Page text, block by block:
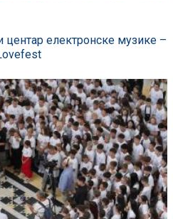
електронске музике –